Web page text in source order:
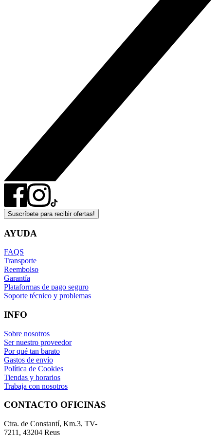
Suscríbete para recibir ofertas!
AYUDA
FAQS
Transporte
Reembolso
Garantía
Plataformas de pago seguro
Soporte técnico y problemas
INFO
Sobre nosotros
Ser nuestro proveedor
Por qué tan barato
Gastos de envío
Política de Cookies
Tiendas y horarios
Trabaja con nosotros
CONTACTO OFICINAS
Ctra. de Constantí, Km.3, TV-
7211, 43204 Reus